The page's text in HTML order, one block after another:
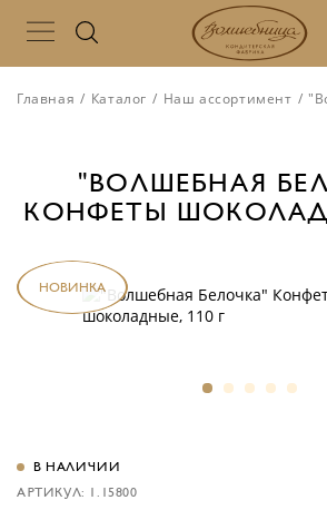
Главная / Каталог / Наш ассортимент /
"ВОЛШЕБНАЯ
КОНФЕТЫ
НОВИНКА
В НАЛИЧИИ
АРТИКУЛ: 1.15800